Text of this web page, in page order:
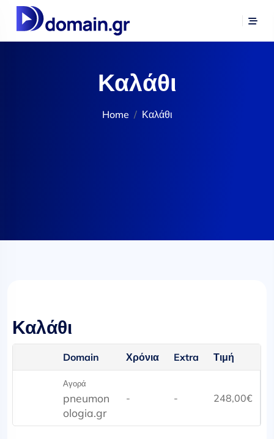
Καλάθι
Home Καλάθι
Καλάθι
Domain Χρόνια Extra Τιμή
Αγορά
pneumon
ologia.gr
- - 248,00€